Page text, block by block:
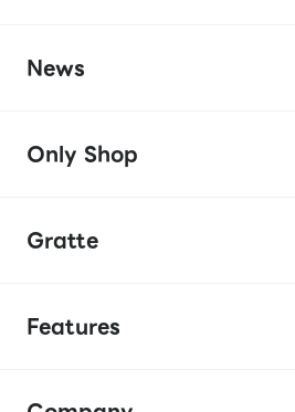
News
Only Shop
Gratte
Features